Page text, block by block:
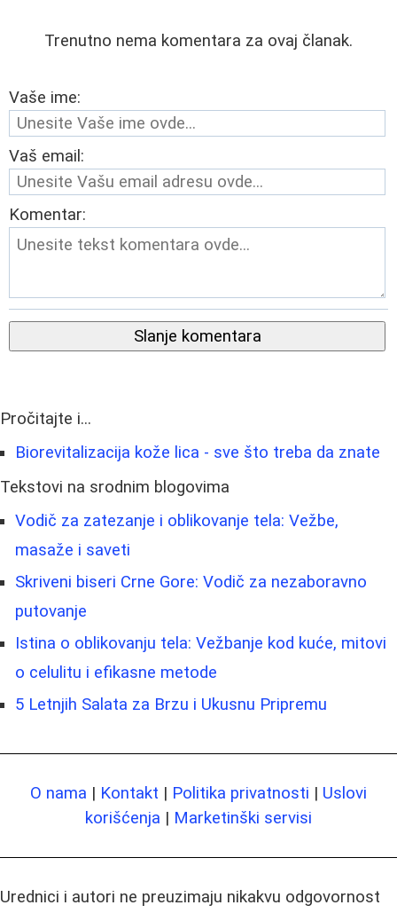
Trenutno nema komentara za ovaj članak.
Vaše ime:
Vaš email:
Komentar:
Slanje komentara
Pročitajte i...
Biorevitalizacija kože lica - sve što treba da znate
Tekstovi na srodnim blogovima
Vodič za zatezanje i oblikovanje tela: Vežbe,
masaže i saveti
Skriveni biseri Crne Gore: Vodič za nezaboravno
putovanje
Istina o oblikovanju tela: Vežbanje kod kuće, mitovi
o celulitu i efikasne metode
5 Letnjih Salata za Brzu i Ukusnu Pripremu
O nama | Kontakt | Politika privatnosti | Uslovi
korišćenja | Marketinški servisi
Urednici i autori ne preuzimaju nikakvu odgovornost